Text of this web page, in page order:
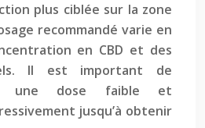
plus ciblée sur la zone
recommandé varie en
en CBD et des
Il est important de
une dose faible et
jusqu’à obtenir